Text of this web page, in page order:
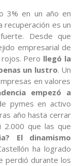
3% en un año en
recuperación es un
Desde que
empresarial de
Pero llegó la
un lustro. Un
en valores
empezó a
pymes en activo
año hasta cerrar
2.000 que las que
El dinamismo
ha logrado
perdió durante los